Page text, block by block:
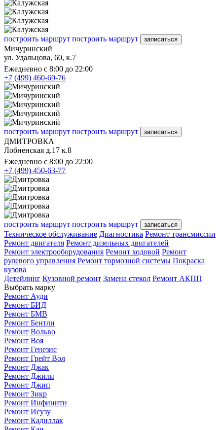
построить маршрут построить маршрут записаться
Мичуринский
ул. Удальцова, 60, к.7
Ежедневно с 8:00 до 22:00
+7 (499) 460-69-76
построить маршрут построить маршрут записаться
ДМИТРОВКА
Лобненская д.17 к.8
Ежедневно с 8:00 до 22:00
+7 (499) 450-63-77
построить маршрут построить маршрут записаться
Техническое обслуживание Диагностика Ремонт трансмиссии
Ремонт двигателя Ремонт дизельных двигателей
Ремонт электрооборудования Ремонт ходовой Ремонт
рулевого управления Ремонт тормозной системы Покраска
кузова
Детейлинг Кузовной ремонт Замена стекол Ремонт АКПП
Выбрать марку
Ремонт Ауди
Ремонт БИД
Ремонт БМВ
Ремонт Бентли
Ремонт Вольво
Ремонт Воя
Ремонт Генезис
Ремонт Грейт Вол
Ремонт Джак
Ремонт Джили
Ремонт Джип
Ремонт Зикр
Ремонт Инфинити
Ремонт Исузу
Ремонт Кадиллак